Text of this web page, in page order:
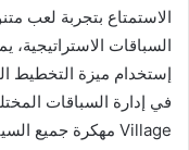
الاستمتاع بتجربة لعب
السباقات الاستراتيجية،
إستخدام ميزة التخطيط
Village مهكرة جميع السيارات للاندرويد.